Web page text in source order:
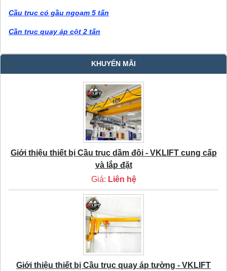
Cầu trục có gầu ngoạm 5 tấn
Cần trục quay áp cột 2 tấn
KHUYẾN MÃI
Giới thiệu thiết bị Cầu trục dầm đôi - VKLIFT cung cấp
và lắp đặt
Giá: Liên hệ
Giới thiệu thiết bị Cầu trục quay áp tường - VKLIFT